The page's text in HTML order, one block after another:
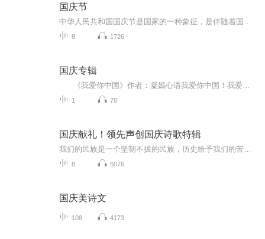
国庆节
8 1726
国庆专辑
1 78
国庆献礼！领先声创国庆诗歌特辑
8 6076
国庆美诗文
108 4173